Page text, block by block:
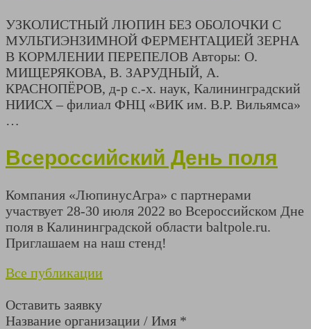
УЗКОЛИСТНЫЙ ЛЮПИН БЕЗ ОБОЛОЧКИ С
МУЛЬТИЭНЗИМНОЙ ФЕРМЕНТАЦИЕЙ ЗЕРНА
В КОРМЛЕНИИ ПЕРЕПЕЛОВ Авторы: О.
МИЩЕРЯКОВА, В. ЗАРУДНЫЙ, А.
КРАСНОПЁРОВ, д-р с.-х. наук, Калининградский
НИИСХ – филиал ФНЦ «ВИК им. В.Р. Вильямса»
…
Всероссийский День поля
Компания «ЛюпинусАгра» с партнерами
участвует 28-30 июля 2022 во Всероссийском Дне
поля в Калининградской области baltpole.ru.
Приглашаем на наш стенд!
Все публикации
Оставить заявку
Название организации / Имя *